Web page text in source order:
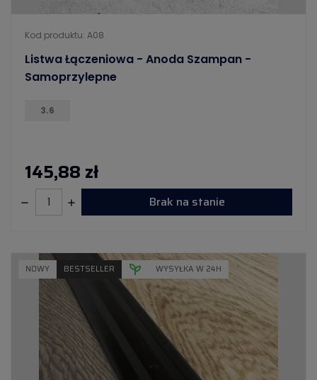
Kod produktu: A08
Listwa Łączeniowa - Anoda Szampan -
Samoprzylepne
3.6
145,88 zł
Brak na stanie
NOWY BESTSELLER WYSYŁKA W 24H